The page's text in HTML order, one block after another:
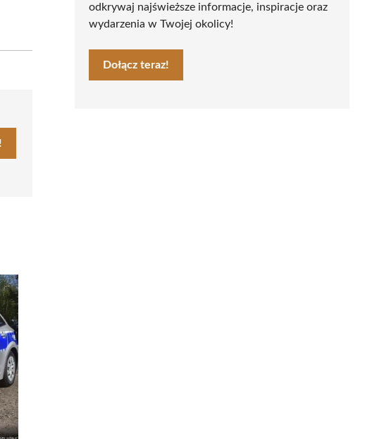
odkrywaj najświeższe informacje, inspiracje oraz
wydarzenia w Twojej okolicy!
Dołącz teraz!